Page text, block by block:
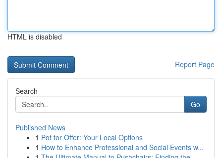
HTML is disabled
Report Page
Search
Go
Published News
1 Pot for Offer: Your Local Options
1 How to Enhance Professional and Social Events w...